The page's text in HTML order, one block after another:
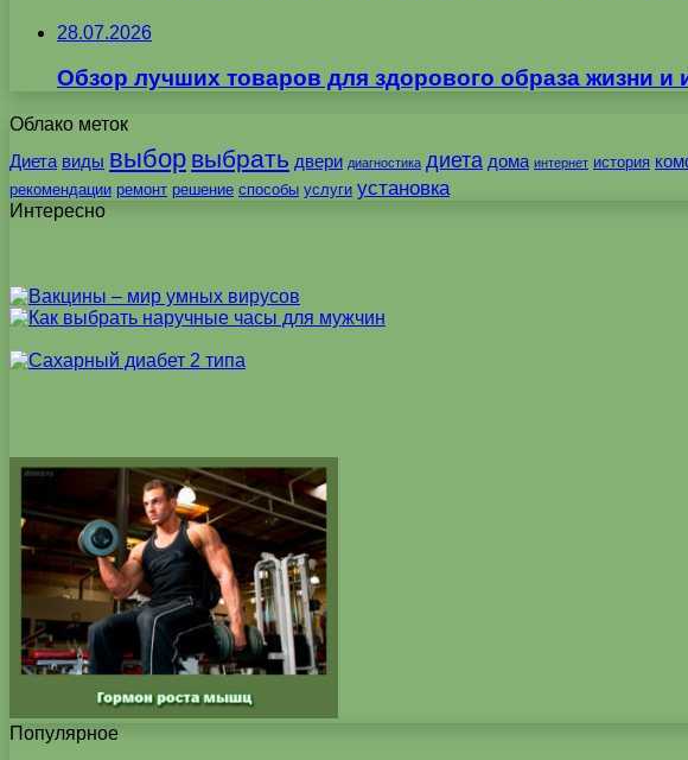
28.07.2026
Обзор лучших товаров для здорового образа жизни и
Облако меток
Диета виды выбор выбрать двери диагностика диета дома интернет история
рекомендации ремонт решение способы услуги установка
Интересно
Популярное